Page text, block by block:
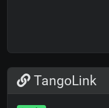
TangoLink